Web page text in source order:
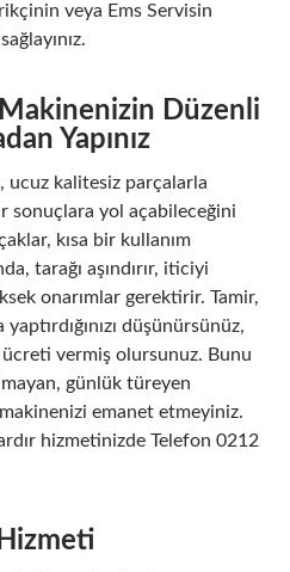
veya Ems Servisin
Düzenli
Yapınız
ucuz kalitesiz parçalarla
sonuçlara yol açabileceğini
kısa bir kullanım
tarağı aşındırır, iticiyi
onarımlar gerektirir. Tamir,
düşünürsünüz,
vermiş olursunuz. Bunu
günlük türeyen
emanet etmeyiniz.
hizmetinizde Telefon 0212